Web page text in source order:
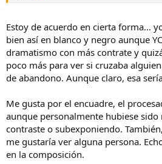
Estoy de acuerdo en cierta forma...
bien así en blanco y negro aunque
dramatismo con más contrate y
poco más para ver si cruzaba
de abandono. Aunque claro, esa
Me gusta por el encuadre, el
aunque personalmente hubiese sido
contraste o subexponiendo.
me gustaría ver alguna persona.
en la composición.